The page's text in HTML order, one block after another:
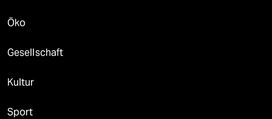
Öko
Gesellschaft
Kultur
Sport